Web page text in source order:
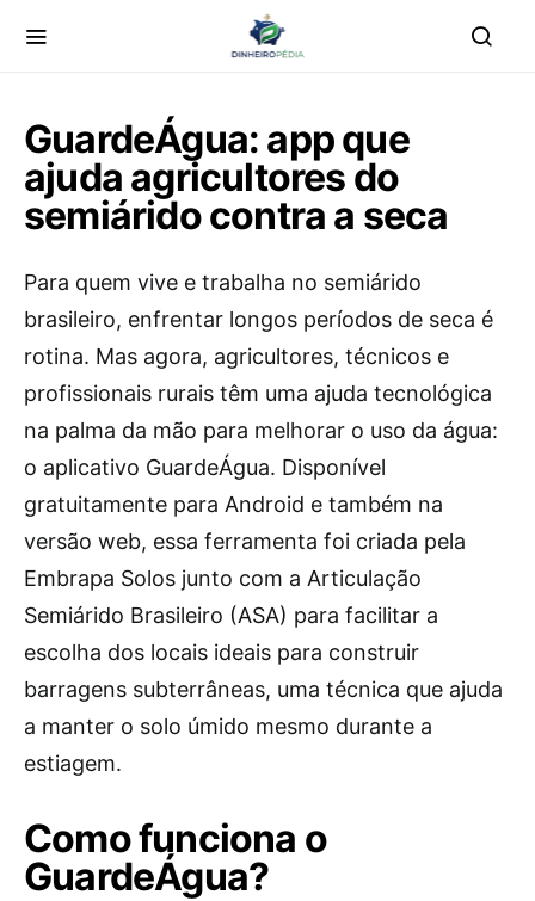
GuardeÁgua: app que
ajuda agricultores do
semiárido contra a seca
Para quem vive e trabalha no semiárido
brasileiro, enfrentar longos períodos de seca é
rotina. Mas agora, agricultores, técnicos e
profissionais rurais têm uma ajuda tecnológica
na palma da mão para melhorar o uso da água:
o aplicativo GuardeÁgua. Disponível
gratuitamente para Android e também na
versão web, essa ferramenta foi criada pela
Embrapa Solos junto com a Articulação
Semiárido Brasileiro (ASA) para facilitar a
escolha dos locais ideais para construir
barragens subterrâneas, uma técnica que ajuda
a manter o solo úmido mesmo durante a
estiagem.
Como funciona o
GuardeÁgua?